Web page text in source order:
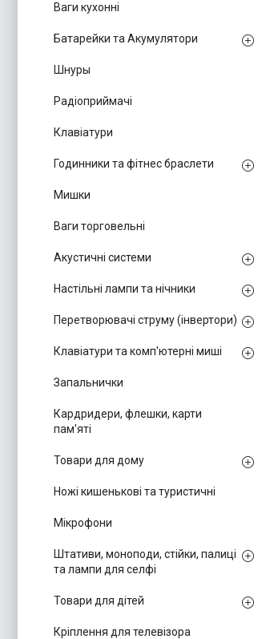
Ваги кухонні
Батарейки та Акумулятори
Шнуры
Радіоприймачі
Клавіатури
Годинники та фітнес браслети
Мишки
Ваги торговельні
Акустичні системи
Настільні лампи та нічники
Перетворювачі струму (інвертори)
Клавіатури та комп'ютерні миші
Запальнички
Кардридери, флешки, карти
пам'яті
Товари для дому
Ножі кишенькові та туристичні
Мікрофони
Штативи, моноподи, стійки, палиці
та лампи для селфі
Товари для дітей
Кріплення для телевізора